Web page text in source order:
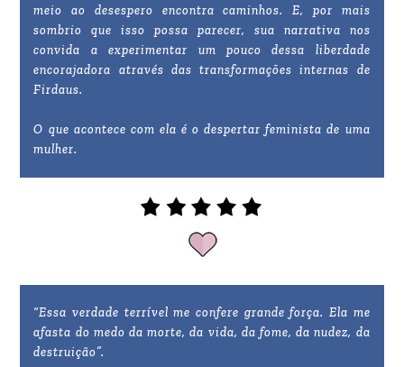
meio ao desespero encontra caminhos. E, por mais
sombrio que isso possa parecer, sua narrativa nos
convida a experimentar um pouco dessa liberdade
encorajadora através das transformações internas de
Firdaus.
O que acontece com ela é o despertar feminista de uma
mulher.
“Essa verdade terrível me confere grande força. Ela me
afasta do medo da morte, da vida, da fome, da nudez, da
destruição”.